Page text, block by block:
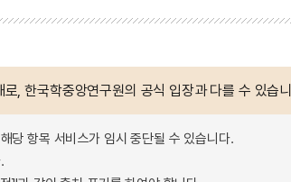
, 한국학중앙연구원의 공식 입장과 다를 수 있습
당 항목 서비스가 임시 중단될 수 있습니다.